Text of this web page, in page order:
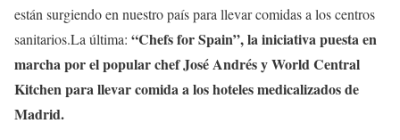
están surgiendo en nuestro país para llevar comidas a los centros
sanitarios.La última: “Chefs for Spain”, la iniciativa puesta en
marcha por el popular chef José Andrés y World Central
Kitchen para llevar comida a los hoteles medicalizados de
Madrid.